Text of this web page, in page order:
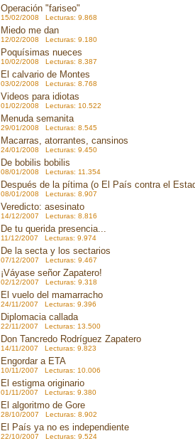
Operación "fariseo"
15/02/2008 Lecturas: 9.868
Miedo me dan
12/02/2008 Lecturas: 9.180
Poquísimas nueces
10/02/2008 Lecturas: 8.387
El calvario de Montes
03/02/2008 Lecturas: 8.768
Videos para idiotas
01/02/2008 Lecturas: 10.522
Menuda semanita
29/01/2008 Lecturas: 8.545
Macarras, atorrantes, cansinos
24/01/2008 Lecturas: 9.450
De bobilis bobilis
08/01/2008 Lecturas: 11.354
Después de la pítima (o El País contra el
08/01/2008 Lecturas: 8.907
Veredicto: asesinato
14/12/2007 Lecturas: 8.816
De tu querida presencia...
11/12/2007 Lecturas: 9.974
De la secta y los sectarios
07/12/2007 Lecturas: 9.467
¡Váyase señor Zapatero!
02/12/2007 Lecturas: 9.318
El vuelo del mamarracho
24/11/2007 Lecturas: 9.396
Diplomacia callada
22/11/2007 Lecturas: 13.500
Don Tancredo Rodríguez Zapatero
14/11/2007 Lecturas: 9.823
Engordar a ETA
10/11/2007 Lecturas: 10.006
El estigma originario
01/11/2007 Lecturas: 9.380
El algoritmo de Gore
28/10/2007 Lecturas: 8.902
El País ya no es independiente
22/10/2007 Lecturas: 9.524